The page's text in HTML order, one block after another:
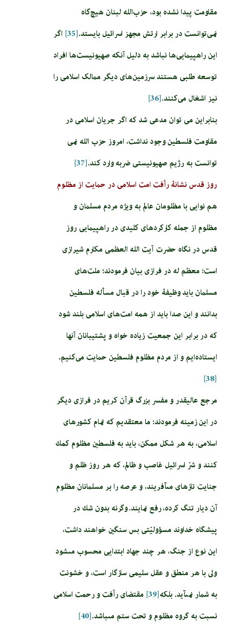
مقاومت پیدا نشده بود، حزب‌الله لبنان هیچ‌گاه
نمی‌توانست در برابر ارتش مجهز اسرائیل بایستد.[35]
اگر
این راهپیمایی‌ها نباشد به دلیل آنکه صهیونیست‌ها افراد
توسعه طلبی هستند سرزمین‌های دیگر ممالک اسلامی را
نیز اشغال می‌کنند.[36]
بنابراین می توان مدعی شد که اگر جریان اسلامی در
مقاومت فلسطین وجود نداشت، امروز حزب الله نمی
توانست به رژیم صهیونیستی ضربه وارد کند.[37]
روز قدس نشانۀ رأفت امت اسلامی در حمایت از مظلوم
هم نوایی با مظلومان عالم به ویژه مردم مسلمان و
مظلوم از جمله کارکردهای کلیدی در راهپیمایی روز
قدس در نگاه حضرت آیت الله العظمی مکارم شیرازی
است؛ معظم له در فرازی بیان فرمودند؛ ملت‌های
مسلمان باید وظیفۀ خود را در قبال مسأله فلسطین
بدانند و این صدا باید از همه امت‌های اسلامی بلند شود
که در برابر این جمعیت زیاده خواه و پشتیبانان آنها
ایستاده‌ایم و از مردم مظلوم فلسطین حمایت می‌کنیم.
[38]
مرجع عالیقدر و مفسر بزرگ قرآن کریم در فرازی دیگر
در این زمینه فرمودند: ما معتقديم كه تمام كشورهاى
اسلامى، به هر شكل ممكن، بايد به فلسطين‏ مظلوم كمك
كنند و شرّ اسرائيل غاصب و ظالم، كه هر روز ظلم و
جنايت تازه‏اى مى‏آفريند، و عرصه را بر مسلمانان مظلوم
آن ديار تنگ كرده، رفع نمايند. وگرنه بدون شك در
پيشگاه خداوند مسؤوليّتى بس سنگين خواهند داشت،
اين نوع از جنگ، هر چند جهاد ابتدايى محسوب مى‏شود
ولى با هر منطق و عقل سليمى سازگار است، و خشونت
به شمار نمى‏آيد. بلكه‏[39]
مقتضاى رأفت و رحمت اسلامى
نسبت به گروه مظلوم و تحت ستم مى‏باشد.[40]